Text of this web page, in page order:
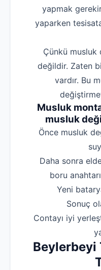
yapmak
yaparken
Çünkü
değildir. Zaten
vardır. Bu
Musluk
musluk
‌Önce musluk
‌Daha sonra
boru
‌Yeni
‌Sonuç
‌Contayı iyi
Beylerbeyi